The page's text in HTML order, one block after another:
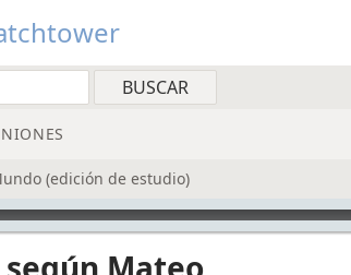
(edición de estudio)